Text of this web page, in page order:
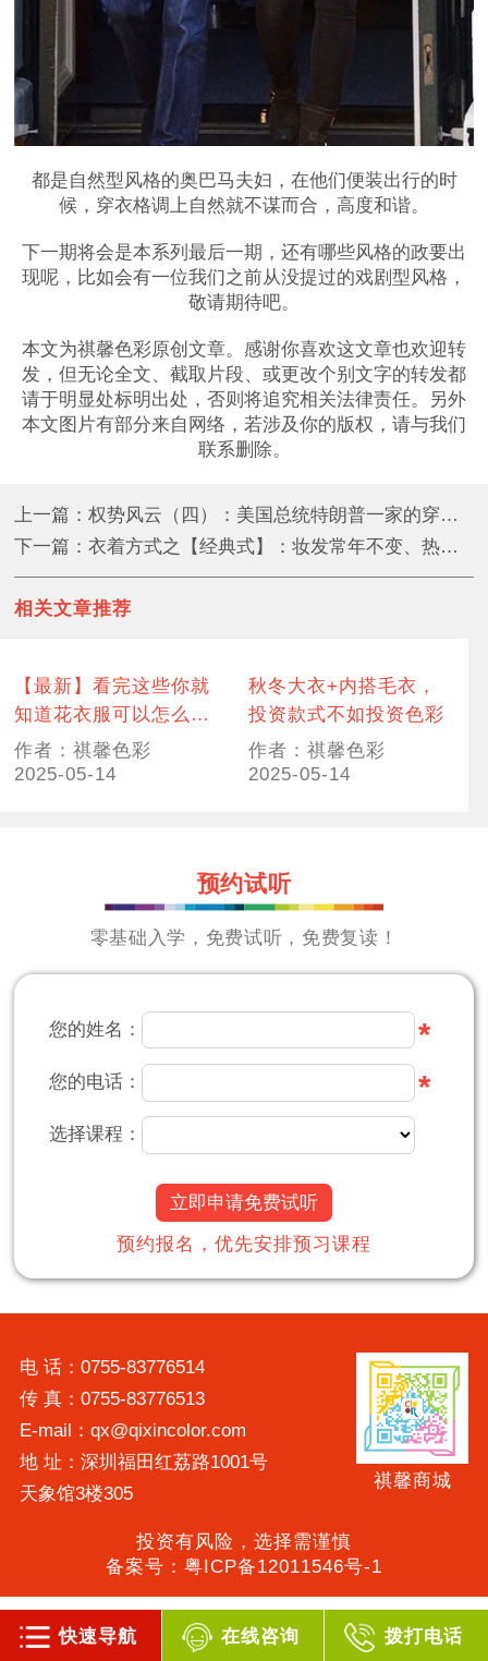
都是自然型风格的奥巴马夫妇，在他们便装出行的时
候，穿衣格调上自然就不谋而合，高度和谐。
下一期将会是本系列最后一期，还有哪些风格的政要出
现呢，比如会有一位我们之前从没提过的戏剧型风格，
敬请期待吧。
本文为祺馨色彩原创文章。感谢你喜欢这文章也欢迎转
发，但无论全文、截取片段、或更改个别文字的转发都
请于明显处标明出处，否则将追究相关法律责任。另外
本文图片有部分来自网络，若涉及你的版权，请与我们
联系删除。
上一篇：权势风云（四）：美国总统特朗普一家的穿衣风格
下一篇：衣着方式之【经典式】：妆发常年不变、热衷协调的套装和色彩搭配
相关文章推荐
【最新】看完这些你就
知道花衣服可以怎么
配，并且兴趣大增
作者：祺馨色彩
2025-05-14
秋冬大衣+内搭毛衣，
投资款式不如投资色彩
作者：祺馨色彩
2025-05-14
预约试听
零基础入学，免费试听，免费复读！
您的姓名： *
您的电话： *
选择课程：
立即申请免费试听
预约报名，优先安排预习课程
电 话：0755-83776514
传 真：0755-83776513
E-mail：qx@qixincolor.com
地 址：深圳福田红荔路1001号
天象馆3楼305
祺馨商城
投资有风险，选择需谨慎
备案号：粤ICP备12011546号-1
快速导航 在线咨询 拨打电话